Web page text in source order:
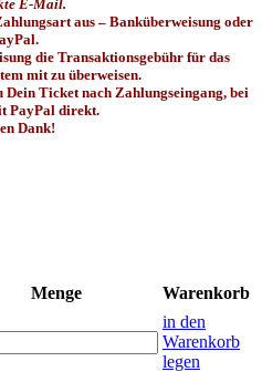
E-Mail.
aus – Banküberweisung oder
die Transaktionsgebühr für das
mit zu überweisen.
Ticket nach Zahlungseingang, bei
PayPal direkt.
Dank!
Menge
Warenkorb
in den
Warenkorb
legen